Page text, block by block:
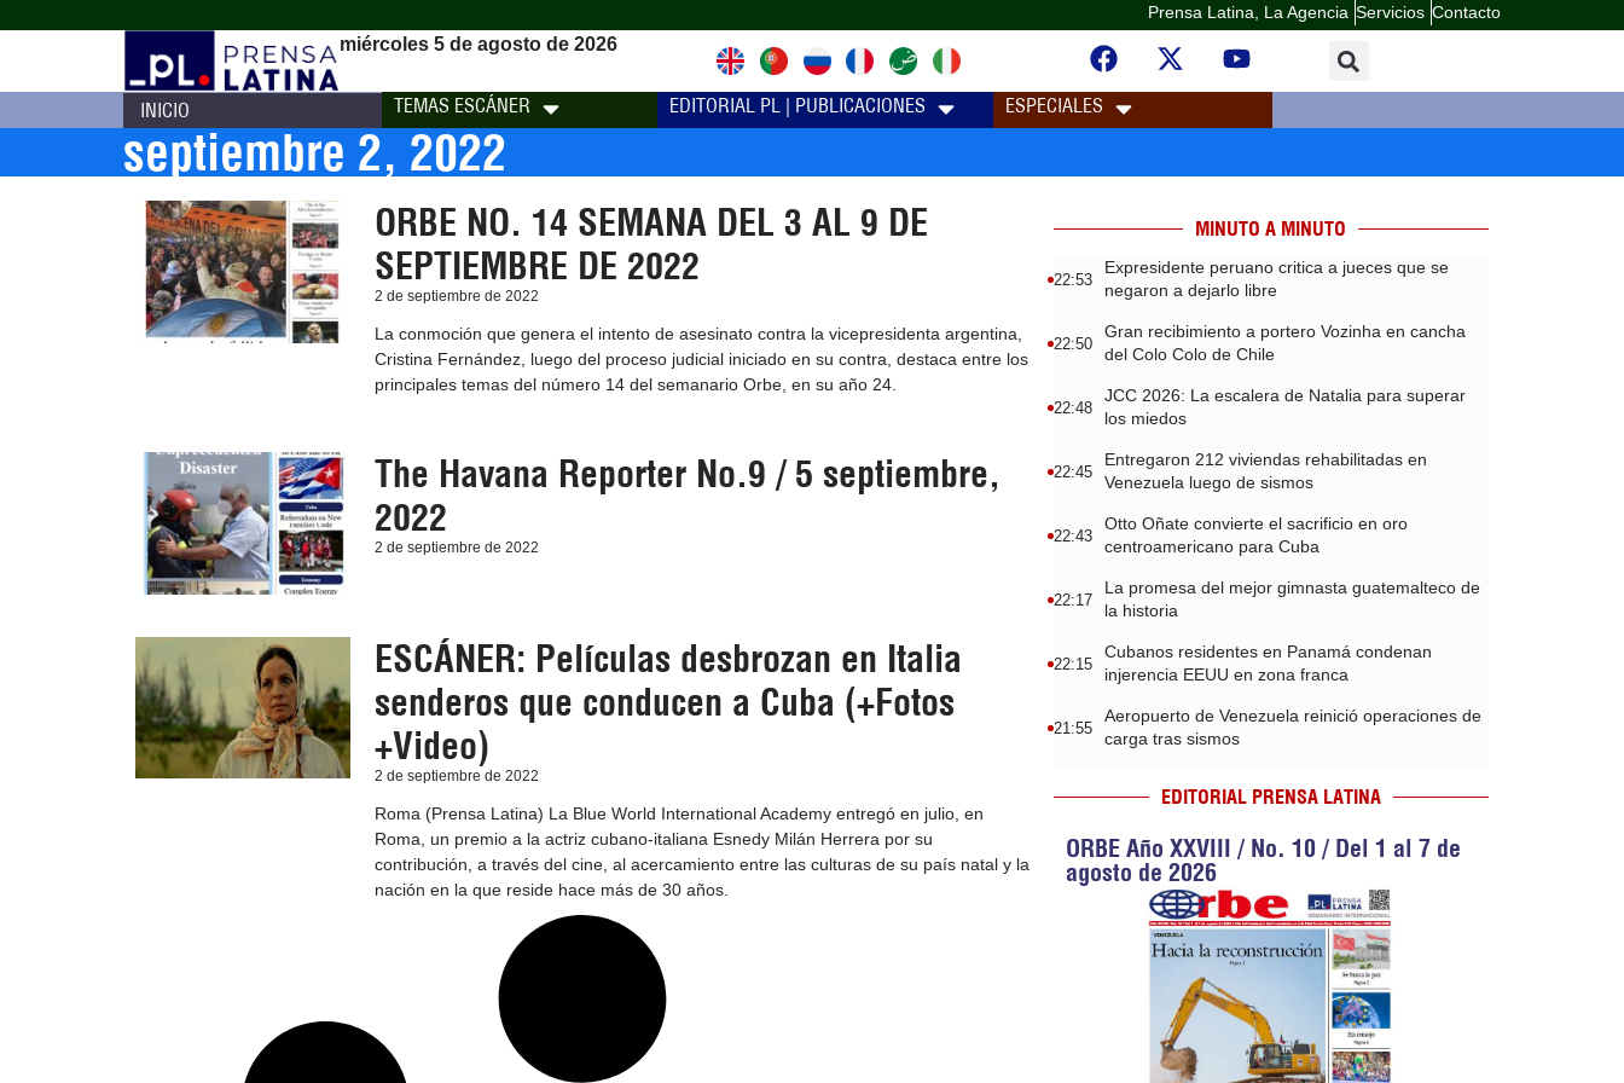
Prensa Latina, La Agencia Servicios Contacto
miércoles 5 de agosto de 2026
INICIO TEMAS ESCÁNER EDITORIAL PL | PUBLICACIONES ESPECIALES
septiembre 2, 2022
ORBE NO. 14 SEMANA DEL 3 AL 9 DE
SEPTIEMBRE DE 2022
2 de septiembre de 2022
La conmoción que genera el intento de asesinato contra la vicepresidenta argentina,
Cristina Fernández, luego del proceso judicial iniciado en su contra, destaca entre los
principales temas del número 14 del semanario Orbe, en su año 24.
The Havana Reporter No.9 / 5 septiembre,
2022
2 de septiembre de 2022
ESCÁNER: Películas desbrozan en Italia
senderos que conducen a Cuba (+Fotos
+Video)
2 de septiembre de 2022
Roma (Prensa Latina) La Blue World International Academy entregó en julio, en
Roma, un premio a la actriz cubano-italiana Esnedy Milán Herrera por su
contribución, a través del cine, al acercamiento entre las culturas de su país natal y la
nación en la que reside hace más de 30 años.
MINUTO A MINUTO
22:53
Expresidente peruano critica a jueces que se
negaron a dejarlo libre
22:50
Gran recibimiento a portero Vozinha en cancha
del Colo Colo de Chile
22:48
JCC 2026: La escalera de Natalia para superar
los miedos
22:45
Entregaron 212 viviendas rehabilitadas en
Venezuela luego de sismos
22:43
Otto Oñate convierte el sacrificio en oro
centroamericano para Cuba
22:17
La promesa del mejor gimnasta guatemalteco de
la historia
22:15
Cubanos residentes en Panamá condenan
injerencia EEUU en zona franca
21:55
Aeropuerto de Venezuela reinició operaciones de
carga tras sismos
EDITORIAL PRENSA LATINA
ORBE Año XXVIII / No. 10 / Del 1 al 7 de
agosto de 2026